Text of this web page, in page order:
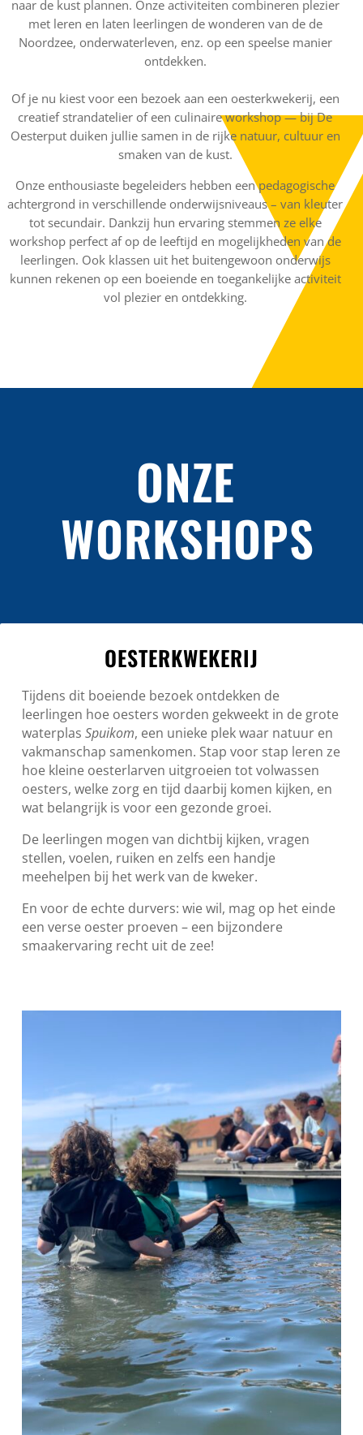
naar de kust plannen. Onze activiteiten combineren plezier
met leren en laten leerlingen de wonderen van de de
Noordzee, onderwaterleven, enz. op een speelse manier
ontdekken.
Of je nu kiest voor een bezoek aan een oesterkwekerij, een
creatief strandatelier of een culinaire workshop — bij De
Oesterput duiken jullie samen in de rijke natuur, cultuur en
smaken van de kust.
Onze enthousiaste begeleiders hebben een pedagogische
achtergrond in verschillende onderwijsniveaus – van kleuter
tot secundair. Dankzij hun ervaring stemmen ze elke
workshop perfect af op de leeftijd en mogelijkheden van de
leerlingen. Ook klassen uit het buitengewoon onderwijs
kunnen rekenen op een boeiende en toegankelijke activiteit
vol plezier en ontdekking.
ONZE
WORKSHOPS
OESTERKWEKERIJ
Tijdens dit boeiende bezoek ontdekken de
leerlingen hoe oesters worden gekweekt in de grote
waterplas Spuikom, een unieke plek waar natuur en
vakmanschap samenkomen. Stap voor stap leren ze
hoe kleine oesterlarven uitgroeien tot volwassen
oesters, welke zorg en tijd daarbij komen kijken, en
wat belangrijk is voor een gezonde groei.
De leerlingen mogen van dichtbij kijken, vragen
stellen, voelen, ruiken en zelfs een handje
meehelpen bij het werk van de kweker.
En voor de echte durvers: wie wil, mag op het einde
een verse oester proeven – een bijzondere
smaakervaring recht uit de zee!